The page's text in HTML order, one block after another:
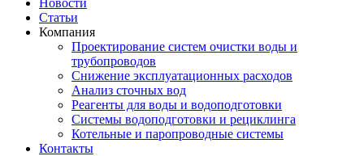
Новости
Статьи
Компания
Проектирование систем очистки воды и
трубопроводов
Снижение эксплуатационных расходов
Анализ сточных вод
Реагенты для воды и водоподготовки
Системы водоподготовки и рециклинга
Котельные и паропроводные системы
Контакты